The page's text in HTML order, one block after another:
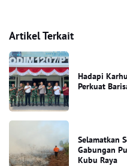
Artikel Terkait
Hadapi
Perkuat
Selamatkan
Gabungan
Kubu Raya